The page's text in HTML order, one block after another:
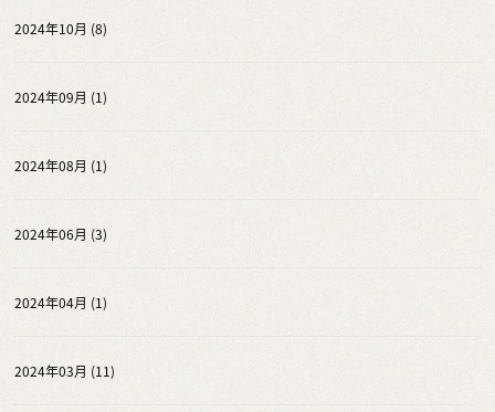
2024年10月 (8)
2024年09月 (1)
2024年08月 (1)
2024年06月 (3)
2024年04月 (1)
2024年03月 (11)